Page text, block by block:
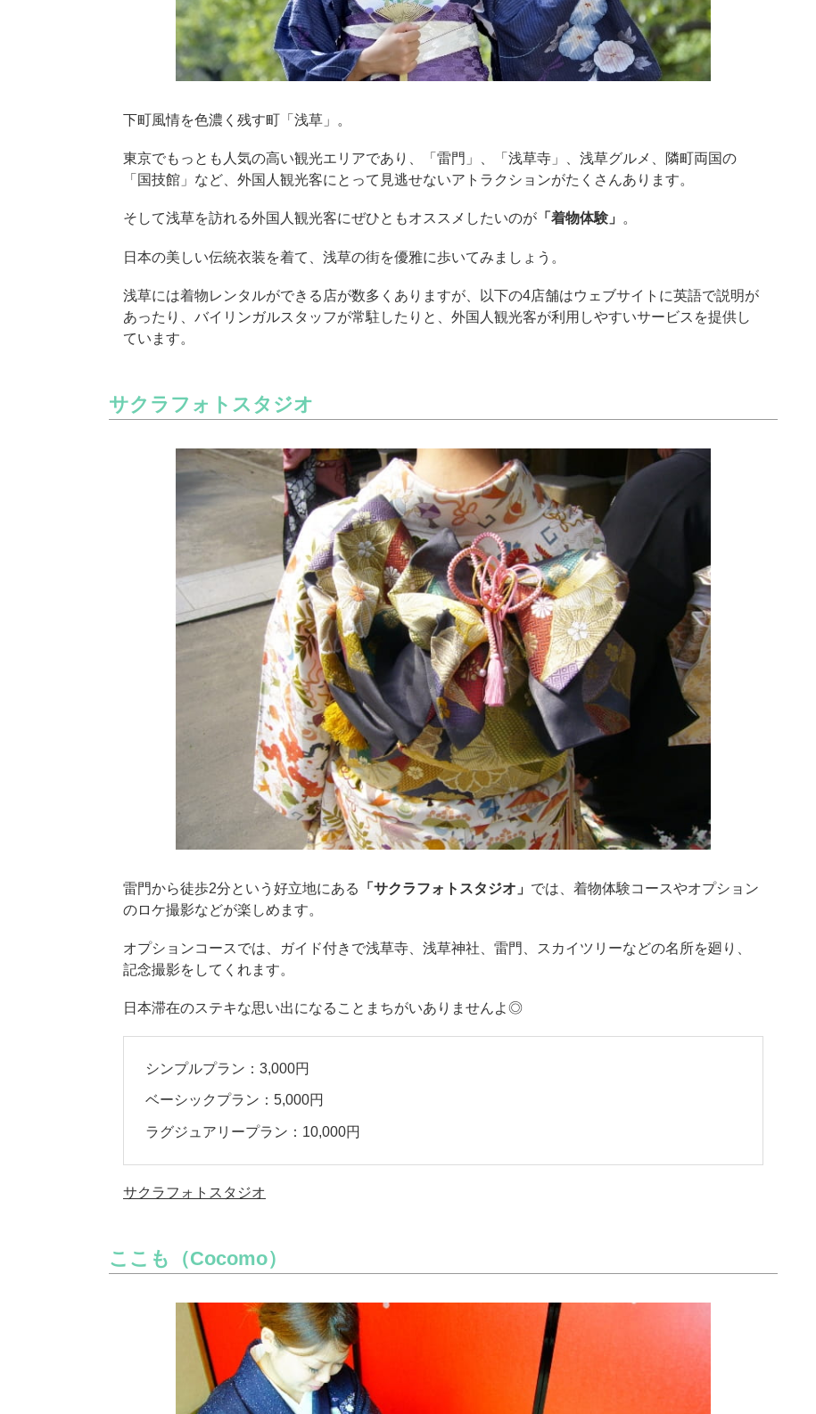
下町風情を色濃く残す町「浅草」。
東京でもっとも人気の高い観光エリアであり、「雷門」、「浅草寺」、浅草グルメ、隣町両国の
「国技館」など、外国人観光客にとって見逃せないアトラクションがたくさんあります。
そして浅草を訪れる外国人観光客にぜひともオススメしたいのが 「着物体験」 。
日本の美しい伝統衣装を着て、浅草の街を優雅に歩いてみましょう。
浅草には着物レンタルができる店が数多くありますが、以下の4店舗はウェブサイトに英語で説明が
あったり、バイリンガルスタッフが常駐したりと、外国人観光客が利用しやすいサービスを提供し
ています。
サクラフォトスタジオ
雷門から徒歩2分という好立地にある 「サクラフォトスタジオ」 では、着物体験コースやオプション
のロケ撮影などが楽しめます。
オプションコースでは、ガイド付きで浅草寺、浅草神社、雷門、スカイツリーなどの名所を廻り、
記念撮影をしてくれます。
日本滞在のステキな思い出になることまちがいありませんよ◎
シンプルプラン：3,000円
ベーシックプラン：5,000円
ラグジュアリープラン：10,000円
サクラフォトスタジオ
ここも（Cocomo）